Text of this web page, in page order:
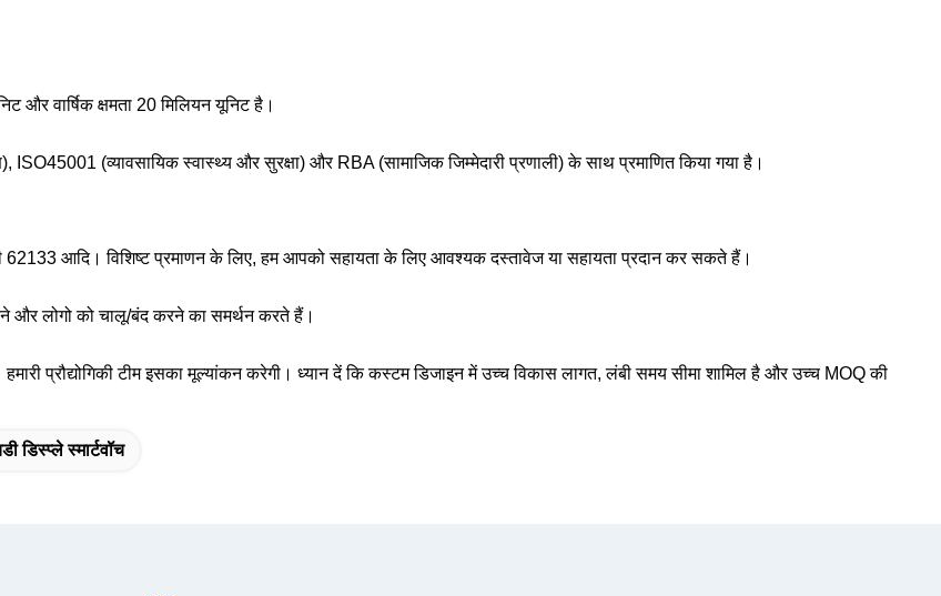
और वार्षिक क्षमता 20 मिलियन यूनिट है।
ISO45001 (व्यावसायिक स्वास्थ्य और सुरक्षा) और RBA (सामाजिक जिम्मेदारी प्रणाली) के साथ प्रमाणित किया गया है।
आदि। विशिष्ट प्रमाणन के लिए, हम आपको सहायता के लिए आवश्यक दस्तावेज या सहायता प्रदान कर सकते हैं।
और लोगो को चालू/बंद करने का समर्थन करते हैं।
प्रौद्योगिकी टीम इसका मूल्यांकन करेगी। ध्यान दें कि कस्टम डिजाइन में उच्च विकास लागत, लंबी समय सीमा शामिल है और उच्च MOQ की
डिस्प्ले स्मार्टवॉच